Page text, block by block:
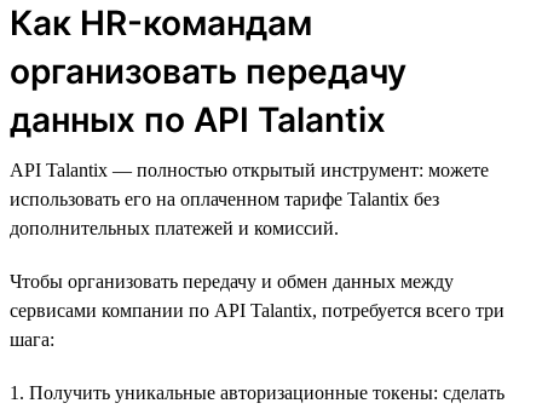
Как HR-командам
организовать передачу
данных по API Talantix
API Talantix — полностью открытый инструмент: можете
использовать его на оплаченном тарифе Talantix без
дополнительных платежей и комиссий.
Чтобы организовать передачу и обмен данных между
сервисами компании по API Talantix, потребуется всего три
шага:
1. Получить уникальные авторизационные токены: сделать